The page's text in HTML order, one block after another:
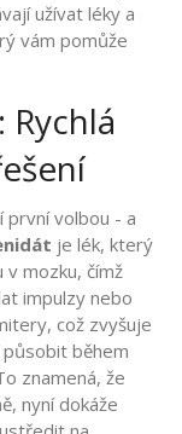
užívat léky a
vám pomůže
první volbou - a
je lék, který
v mozku, čímž
impulzy nebo
což zvyšuje
působit během
znamená, že
nyní dokáže